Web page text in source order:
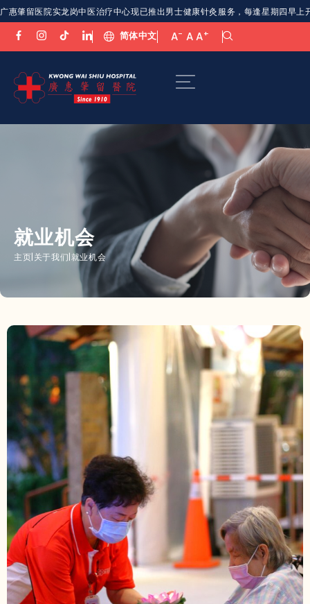
广惠肇留医院实龙岗中医治疗中心现已推出男士健康针灸服务，每逢星期四早
简体中文 A- AA+
就业机会
主页|关于我们|就业机会